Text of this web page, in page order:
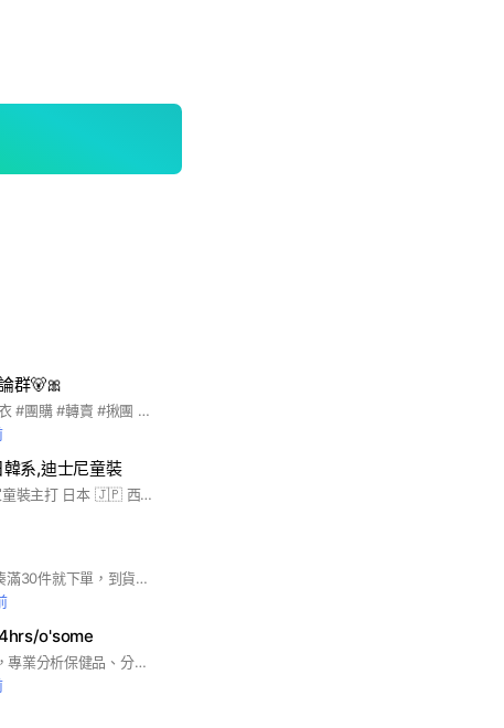
群🐻🎀
#BEIGY #貝橘 #內衣 #團購 #轉賣 #揪團 #討論 #分享 #小胸專家 #bratop
系,迪士尼童裝
歡迎入群 ❤️ 我們家童裝主打 日本 🇯🇵 西松屋、正版迪士尼授權款、韓國品牌代工✨ 材質舒服、品質穩定 價格卻甜到不行🍭 不做粗糙品質、不碰劣質貨 給孩子穿的，我們都有在挑🤍 社群每天都有新款✨ 🧸商品種類 ✔️童裝 ✔️嬰幼兒用品（紗布巾／被子／隔尿墊／鞋子） ✔️品牌選品（日本、西松屋、迪士尼授權、韓國品牌代工） 🛡️購買保障 如果真的遇到👇 👉商品有問題 👉跟圖片不符 ✔️直接處理退款 ✔️不讓你承擔風險 💖為什麼很多人回購？ 因為我們不是隨便賣 是👉「自己敢給小孩用的才上架」 平常接觸小孩、幫忙帶小朋友 也會實際看穿著、摸材質 不舒服、不好看、不實用❌ 一律不上架 ✨我們的堅持 ✔️全部實拍，不用網圖 ✔️拒絕打版貨 ✔️只做原廠商品 👉打版貨：看圖很美，實品落差大❌ 👉原廠貨：版型、材質穩定，拿到就是照片那樣✅ ✔️你看到什麼＝收到什麼
FFY 24hrs團購（湊滿30件就下單，到貨就寄出）
o'some
社群由營養師共營，專業分析保健品、分享健康搭配，信賴選品有保障